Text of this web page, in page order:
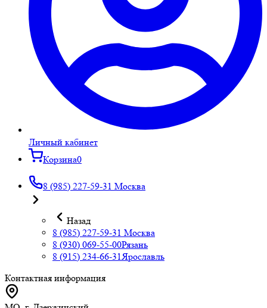
Личный кабинет
Корзина0
8 (985) 227-59-31 Москва
Назад
8 (985) 227-59-31 Москва
8 (930) 069-55-00Рязань
8 (915) 234-66-31Ярославль
Контактная информация